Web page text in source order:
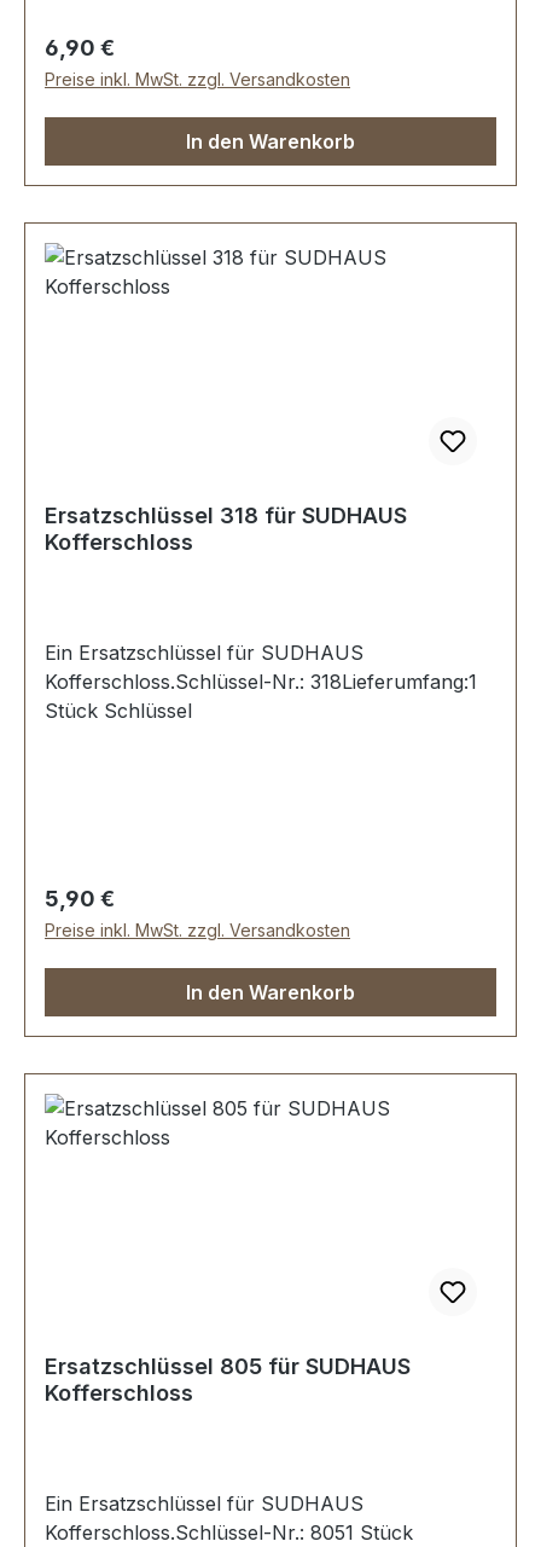
Regulärer Preis:
6,90 €
Preise inkl. MwSt. zzgl. Versandkosten
In den Warenkorb
Ersatzschlüssel 318 für SUDHAUS
Kofferschloss
Ein Ersatzschlüssel für SUDHAUS
Kofferschloss.Schlüssel-Nr.: 318Lieferumfang:1
Stück Schlüssel
Regulärer Preis:
5,90 €
Preise inkl. MwSt. zzgl. Versandkosten
In den Warenkorb
Ersatzschlüssel 805 für SUDHAUS
Kofferschloss
Ein Ersatzschlüssel für SUDHAUS
Kofferschloss.Schlüssel-Nr.: 8051 Stück